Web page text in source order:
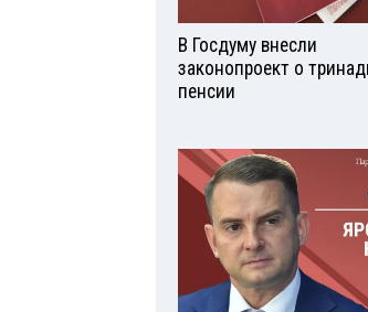
В Госдуму внесли
законопроект о
пенсии